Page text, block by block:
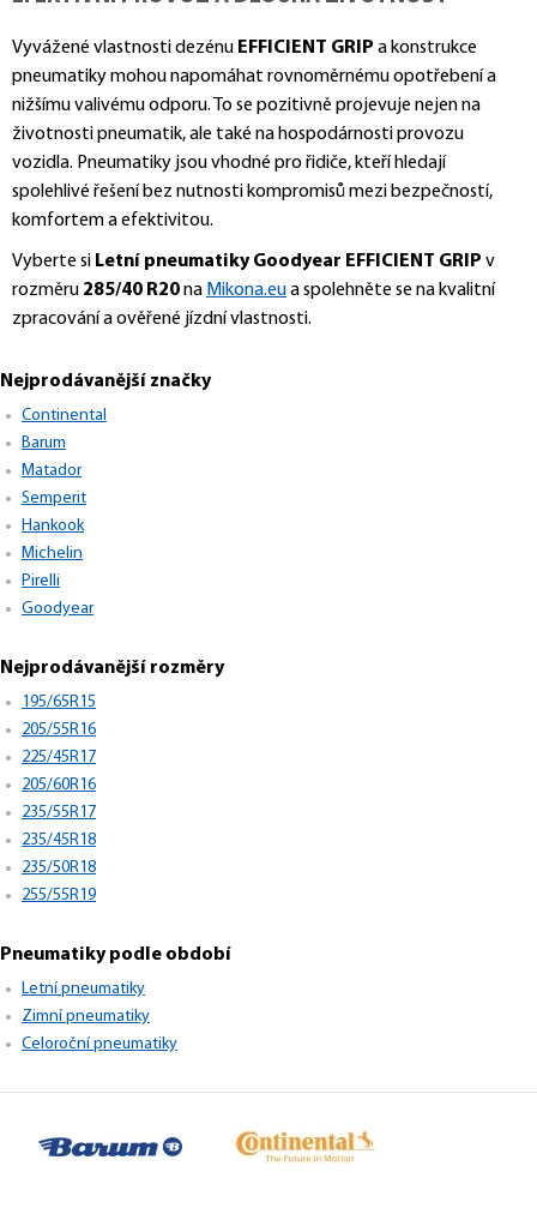
Vyvážené vlastnosti dezénu EFFICIENT GRIP a konstrukce
pneumatiky mohou napomáhat rovnoměrnému opotřebení a
nižšímu valivému odporu. To se pozitivně projevuje nejen na
životnosti pneumatik, ale také na hospodárnosti provozu
vozidla. Pneumatiky jsou vhodné pro řidiče, kteří hledají
spolehlivé řešení bez nutnosti kompromisů mezi bezpečností,
komfortem a efektivitou.
Vyberte si Letní pneumatiky Goodyear EFFICIENT GRIP v
rozměru 285/40 R20na Mikona.eua spolehněte se na kvalitní
zpracování a ověřené jízdní vlastnosti.
Nejprodávanější značky
Continental
Barum
Matador
Semperit
Hankook
Michelin
Pirelli
Goodyear
Nejprodávanější rozměry
195/65R15
205/55R16
225/45R17
205/60R16
235/55R17
235/45R18
235/50R18
255/55R19
Pneumatiky podle období
Letní pneumatiky
Zimní pneumatiky
Celoroční pneumatiky